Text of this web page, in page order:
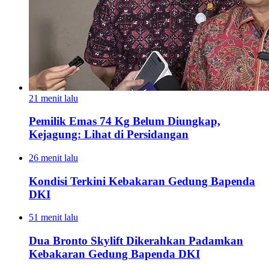
21 menit lalu
Pemilik Emas 74 Kg Belum Diungkap,
Kejagung: Lihat di Persidangan
26 menit lalu
Kondisi Terkini Kebakaran Gedung Bapenda
DKI
51 menit lalu
Dua Bronto Skylift Dikerahkan Padamkan
Kebakaran Gedung Bapenda DKI